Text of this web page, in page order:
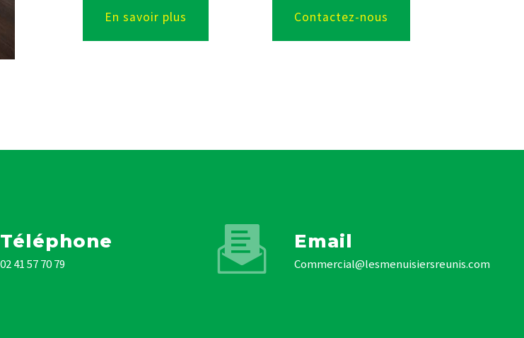
En savoir plus Contactez-nous
Téléphone
02 41 57 70 79
Email
commercial@lesmenuisiersreunis.com